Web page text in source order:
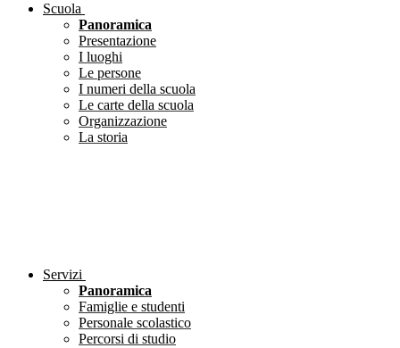
Scuola
Panoramica
Presentazione
I luoghi
Le persone
I numeri della scuola
Le carte della scuola
Organizzazione
La storia
Servizi
Panoramica
Famiglie e studenti
Personale scolastico
Percorsi di studio